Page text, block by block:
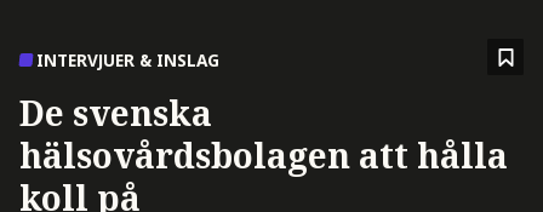
INTERVJUER & INSLAG
De svenska
hälsovårdsbolagen att hålla
koll på